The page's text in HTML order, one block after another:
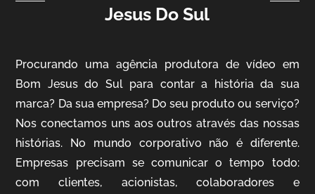
Jesus Do Sul
Procurando uma agência produtora de vídeo em
Bom Jesus do Sul para contar a história da sua
marca? Da sua empresa? Do seu produto ou serviço?
Nos conectamos uns aos outros através das nossas
histórias. No mundo corporativo não é diferente.
Empresas precisam se comunicar o tempo todo:
com clientes, acionistas, colaboradores e